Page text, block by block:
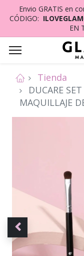
Envio GRATIS en
CÓDIGO:
EN
Tienda
DUCARE
MAQUILLAJE